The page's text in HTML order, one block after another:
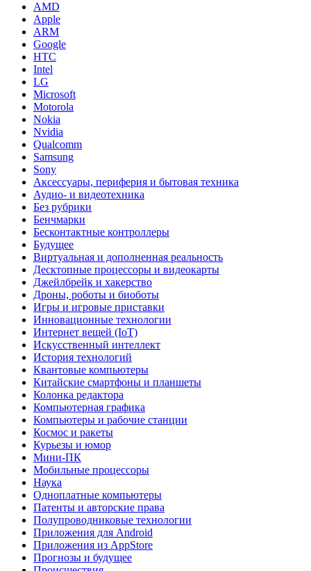
AMD
Apple
ARM
Google
HTC
Intel
LG
Microsoft
Motorola
Nokia
Nvidia
Qualcomm
Samsung
Sony
Аксессуары, периферия и бытовая техника
Аудио- и видеотехника
Без рубрики
Бенчмарки
Бесконтактные контроллеры
Будущее
Виртуальная и дополненная реальность
Десктопные процессоры и видеокарты
Джейлбрейк и хакерство
Дроны, роботы и биоботы
Игры и игровые приставки
Инновационные технологии
Интернет вещей (IoT)
Искусственный интеллект
История технологий
Квантовые компьютеры
Китайские смартфоны и планшеты
Колонка редактора
Компьютерная графика
Компьютеры и рабочие станции
Космос и ракеты
Курьезы и юмор
Мини-ПК
Мобильные процессоры
Наука
Одноплатные компьютеры
Патенты и авторские права
Полупроводниковые технологии
Приложения для Android
Приложения из AppStore
Прогнозы и будущее